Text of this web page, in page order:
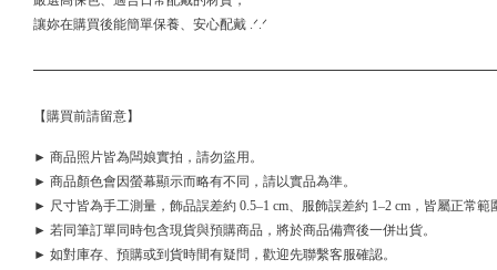
讓妳在購買後能簡單保養、安心配戴 .ᐟ.ᐟ
【購買前請留意】
► 商品照片皆為闆娘實拍，請勿盜用。
► 商品顏色會因螢幕顯示而略有不同，請以實品為準。
► 尺寸皆為手工測量，飾品誤差約 0.5–1 cm、服飾誤差約 1–2 cm，皆屬正常範
► 若同筆訂單同時包含現貨與預購商品，將於商品備齊後一併出貨。
► 如對庫存、預購或到貨時間有疑問，歡迎先聯繫客服確認。